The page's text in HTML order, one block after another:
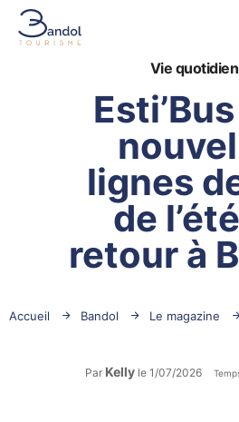
Vie
lignes
de
retour à
Accueil Bandol Le magazine
Par Kelly le 1/07/2026